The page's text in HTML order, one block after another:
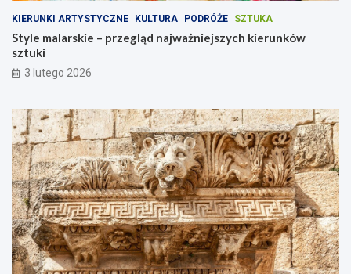
KIERUNKI ARTYSTYCZNE KULTURA PODRÓŻE SZTUKA
Style malarskie – przegląd najważniejszych kierunków
sztuki
3 lutego 2026